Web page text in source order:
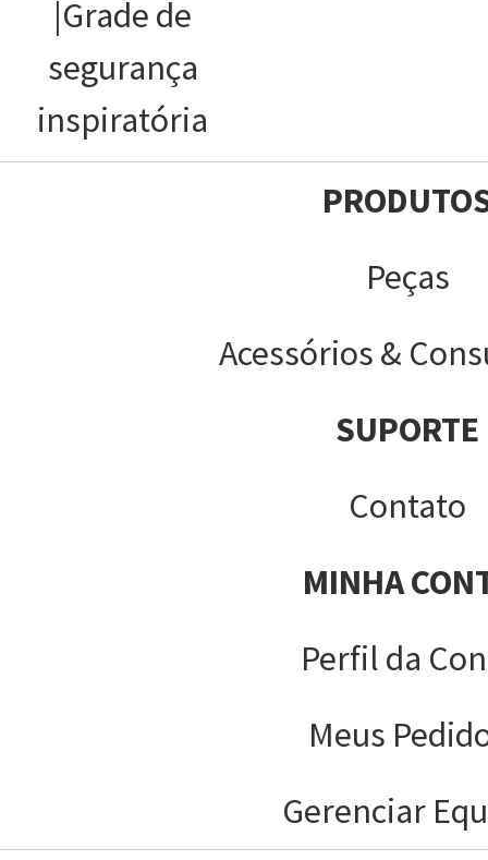
|Grade de
segurança
inspiratória
Peças
Acessórios &
SUPORTE
Contato
MINHA
Perfil da
Meus
Gerenciar